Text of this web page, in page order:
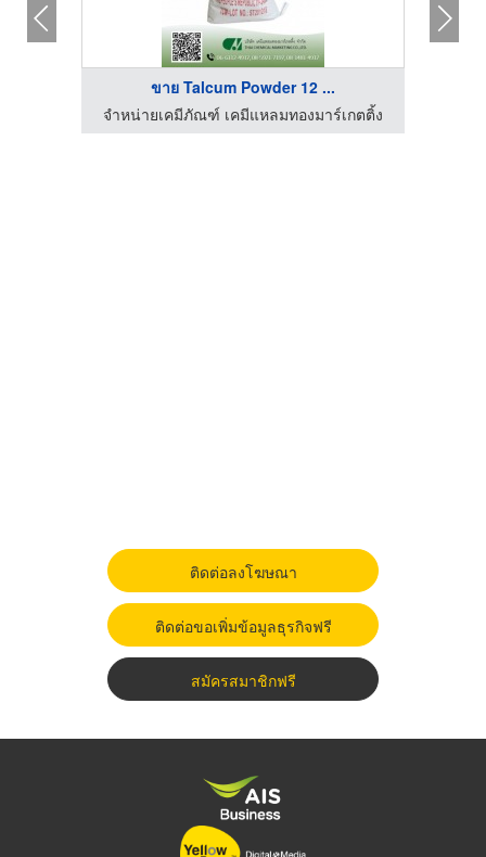
ขาย Talcum Powder 12 ...
จำหน่ายเคมีภัณฑ์ เคมีแหลมทองมาร์เกตติ้ง
ติดต่อลงโฆษณา
ติดต่อขอเพิ่มข้อมูลธุรกิจฟรี
สมัครสมาชิกฟรี